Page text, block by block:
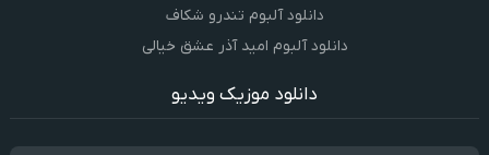
دانلود آلبوم تندرو شکاف
دانلود آلبوم امید آذر عشق خیالی
دانلود موزیک ویدیو